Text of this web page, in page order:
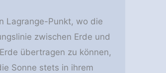
Lagrange-Punkt, wo die
zwischen Erde und
übertragen zu können,
Sonne stets in ihrem